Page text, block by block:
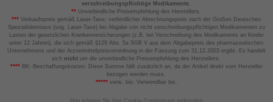
verschreibungspflichtige Medikamente.
** Unverbindliche Preisempfehlung des Herstellers.
*** Verkaufspreis gemäß Lauer-Taxe; verbindlicher Abrechnungspreis nach der Großen Deutschen
Spezialitätentaxe (sog. Lauer-Taxe) bei Abgabe von nicht verschreibungspflichtigen Medikamenten zu
Lasten der gesetzlichen Krankenversicherungen (z.B. bei Verschreibung des Medikaments an Kinder
unter 12 Jahren), die sich gemäß §129 Abs. 5a SGB V aus dem Abgabepreis des pharmazeutischen
Unternehmens und der Arzneimittelpreisverordnung in der Fassung zum 31.12.2003 ergibt. Es handelt
sich nicht um die unverbindliche Preisempfehlung des Herstellers.
****BK: Beschaffungskosten. Diese Summe fällt zusätzlich an, da der Artikel direkt vom Hersteller
bezogen werden muss.
*****verw. bis: Verwendbar bis.